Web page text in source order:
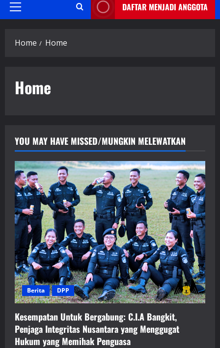
Primary
DAFTAR MENJADI ANGGOTA
Home Home
Home
YOU MAY HAVE MISSED/MUNGKIN MELEWATKAN
Berita DPP
Kesempatan Untuk Bergabung: C.I.A Bangkit,
Penjaga Integritas Nusantara yang Menggugat
Hukum yang Memihak Penguasa